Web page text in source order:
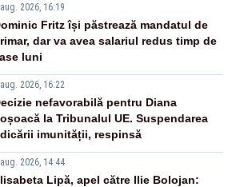
2026, 16:19
Fritz își păstrează mandatul de
dar va avea salariul redus timp de
luni
2026, 16:22
nefavorabilă pentru Diana
la Tribunalul UE. Suspendarea
imunității, respinsă
2026, 14:44
Lipă, apel către Ilie Bolojan: